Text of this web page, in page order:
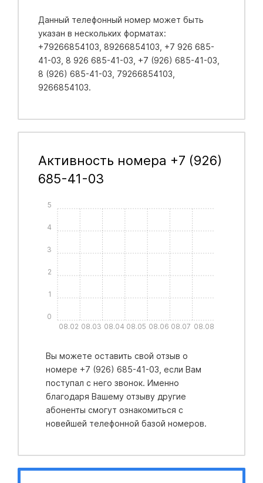
Данный телефонный номер может быть
указан в нескольких форматах:
+79266854103, 89266854103, +7 926 685-
41-03, 8 926 685-41-03, +7 (926) 685-41-03,
8 (926) 685-41-03, 79266854103,
9266854103.
Активность номера +7 (926)
685-41-03
08.02 08.03 08.04 08.05 08.06 08.07 08.08
0
1
2
3
4
5
Вы можете оставить свой отзыв о
номере +7 (926) 685-41-03, если Вам
поступал с него звонок. Именно
благодаря Вашему отзыву другие
абоненты смогут ознакомиться с
новейшей телефонной базой номеров.